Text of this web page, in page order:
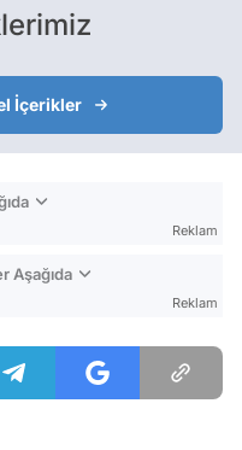
İçerikler
Reklam
Aşağıda
Reklam